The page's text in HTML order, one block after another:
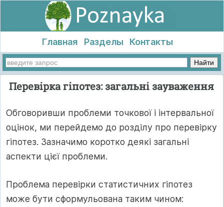
Главная Разделы Контакты
Перевірка гіпотез: загальні зауваження
Обговоривши проблеми точкової і інтервальної
оцінок, ми перейдемо до розділу про перевірку
гіпотез. Зазначимо коротко деякі загальні
аспекти цієї проблеми.
Проблема перевірки статистичних гіпотез
може бути сформульована таким чином: